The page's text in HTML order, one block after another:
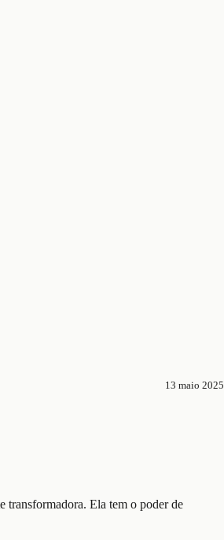
13 maio 2025
transformadora. Ela tem o poder de